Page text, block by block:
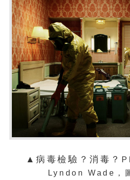
▲病毒檢驗？消毒？
Lyndon Wade，